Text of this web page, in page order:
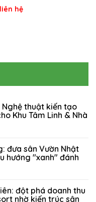
Nghệ thuật kiến tạo
Khu Tâm Linh & Nhà
đưa sân Vườn Nhật
hướng "xanh" đánh
đột phá doanh thu
nhờ kiến trúc sân